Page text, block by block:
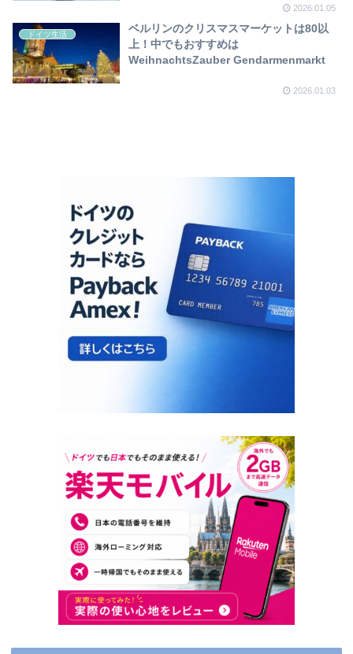
2026.01.05
ドイツ生活
ベルリンのクリスマスマーケットは80以
上！中でもおすすめは
WeihnachtsZauber Gendarmenmarkt
2026.01.03